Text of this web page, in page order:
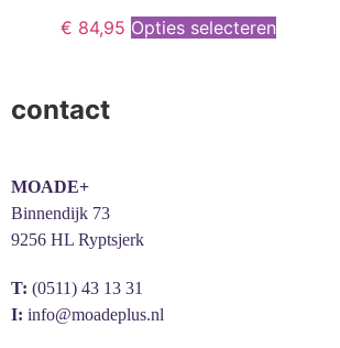
€ 84,95 Opties selecteren
contact
MOADE+
Binnendijk 73
9256 HL Ryptsjerk
T: (0511) 43 13 31
I: info@moadeplus.nl